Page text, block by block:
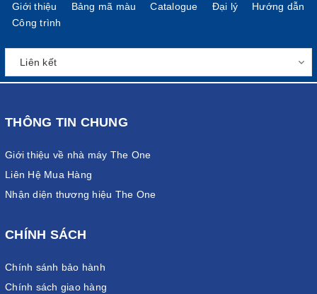
Giới thiệu Bảng mã màu Catalogue Đại lý
Hướng dẫn
Công trình
THÔNG TIN CHUNG
Giới thiệu về nhà máy The One
Liên Hệ Mua Hàng
Nhận diện thương hiệu The One
CHÍNH SÁCH
Chính sánh bảo hành
Chính sách giao hàng